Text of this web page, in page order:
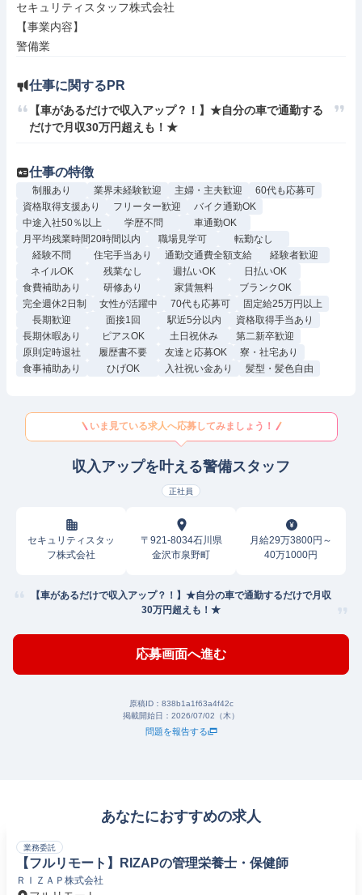
セキュリティスタッフ株式会社
【事業内容】
警備業
仕事に関するPR
【車があるだけで収入アップ？！】★自分の車で通勤する
だけで月収30万円超えも！★
仕事の特徴
制服あり 業界未経験歓迎 主婦・主夫歓迎
60代も応募可
資格取得支援あり
フリーター歓迎
バイク通勤OK
中途入社50％以上
学歴不問
車通勤OK
月平均残業時間20時間以内
職場見学可
転勤なし
経験不問
住宅手当あり 通勤交通費全額支給
経験者歓迎
ネイルOK
残業なし 週払いOK
日払いOK
食費補助あり
研修あり 家賃無料
ブランクOK
完全週休2日制
女性が活躍中 70代も応募可
固定給25万円以上
長期歓迎
面接1回 駅近5分以内
資格取得手当あり
長期休暇あり
ピアスOK 土日祝休み
第二新卒歓迎
原則定時退社
履歴書不要 友達と応募OK
寮・社宅あり
食事補助あり
ひげOK 入社祝い金あり 髪型・髪色自由
いま見ている求人へ応募してみましょう！
収入アップを叶える警備スタッフ
正社員
セキュリティスタッ
フ株式会社
〒921-8034石川県
金沢市泉野町
月給29万3800円～
40万1000円
【車があるだけで収入アップ？！】★自分の車で通勤するだけで月収
30万円超えも！★
応募画面へ進む
原稿ID： 838b1a1f63a4f42c
掲載開始日： 2026/07/02（木）
問題を報告する
あなたにおすすめの求人
業務委託
【フルリモート】RIZAPの管理栄養士・保健師
ＲＩＺＡＰ株式会社